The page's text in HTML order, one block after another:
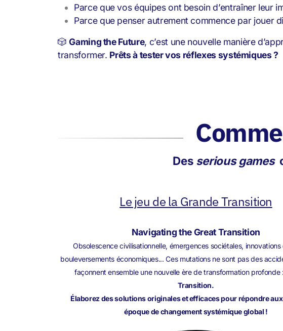
Parce que vos équipes ont besoin d’entraîner leur
Parce que penser autrement commence par jouer
🎲Gaming the Future, c’est une nouvelle manière
transformer. Prêts à tester vos réflexes systémiques ?
Des serious games
Le jeu de la Grande Transition
Navigating the Great Transition
Obsolescence civilisationnelle, émergences sociétales,
bouleversements économiques... Ces mutations ne sont pas des
façonnent ensemble une nouvelle ère de transformation profonde
Transition.
Élaborez des solutions originales et efficaces pour répondre
époque de changement systémique global !